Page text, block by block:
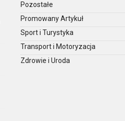
Pozostałe
Promowany Artykuł
Sport i Turystyka
Transport i Motoryzacja
Zdrowie i Uroda